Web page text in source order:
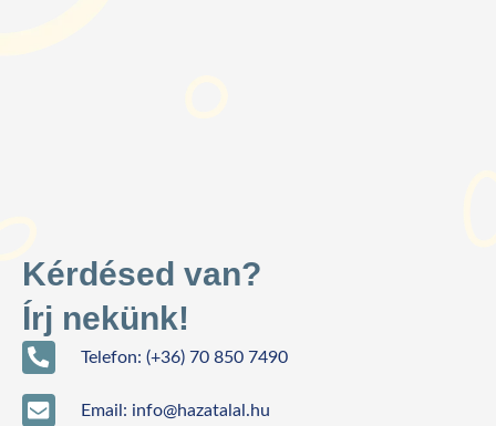
Kérdésed van?
Írj nekünk!
Telefon: (+36) 70 850 7490
Email: info@hazatalal.hu